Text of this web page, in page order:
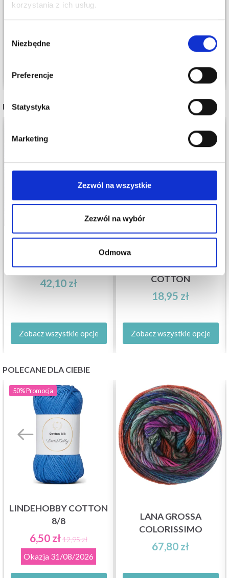
korzystania z ich usług.
zgody
Niezbędne
Preferencje
Statystyka
Marketing
Zezwól na wszystkie
Zezwól na wybór
Odmowa
SWEATER BY DROPS
DESIGN
Cena od
Zobacz wszystkie opcje
DROPS DESIGN
137,00 zł
Zobacz wszystkie opcje
INNI TEŻ WIDZIELI
MALABRIGO SILKPACA
42,10 zł
Zobacz wszystkie opcje
LINDEHOBBY BLOOM
LACE MERCERIZED
COTTON
18,95 zł
Zobacz wszystkie opcje
POLECANE DLA CIEBIE
50%Promocja
LINDEHOBBY COTTON
8/8
6,50 zł12,95 zł
Okazja 31/08/2026
LANA GROSSA
COLORISSIMO
67,80 zł